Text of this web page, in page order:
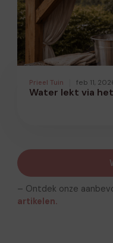
Prieel Tuin feb 11,
Water lekt via
– Ontdek onze
artikelen.